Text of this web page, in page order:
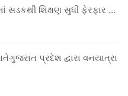
સડકથી શિક્ષણ સુધી ફેરફાર ...
પ્રદેશ દ્વારા વનયાત્રા